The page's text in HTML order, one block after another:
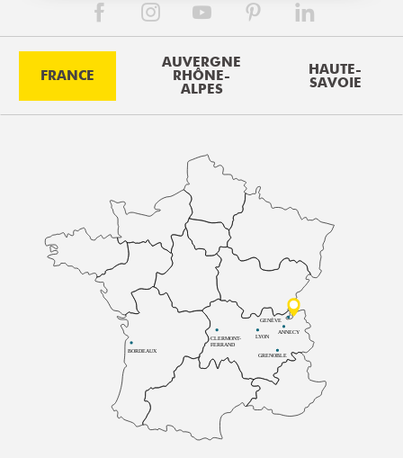
FRANCE
AUVERGNE
RHÔNE-
ALPES
HAUTE-
SAVOIE
BORDEAUX
CLERMONT-
FERRAND
LYON
ANNECY
GRENOBLE
GENÈVE